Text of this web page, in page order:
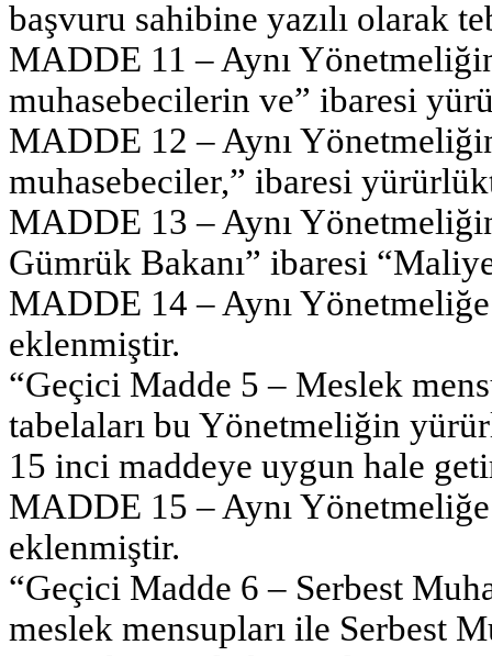
başvuru sahibine yazılı olarak
MADDE 11 – Aynı
muhasebecilerin ve” ibaresi
MADDE 12 – Aynı
muhasebeciler,” ibaresi
MADDE 13 – Aynı
Gümrük Bakanı” ibaresi
MADDE 14 – Aynı
eklenmiştir.
“Geçici Madde 5 – Meslek
tabelaları bu Yönetmeliğin
15 inci maddeye uygun hale
MADDE 15 – Aynı
eklenmiştir.
“Geçici Madde 6 – Serbest
meslek mensupları ile Serbest